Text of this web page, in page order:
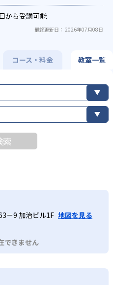
から受講可能
最終更新日： 2026年07月08日
コース・料金 教室一覧
索
－9 加治ビル1F 地図を見る
できません